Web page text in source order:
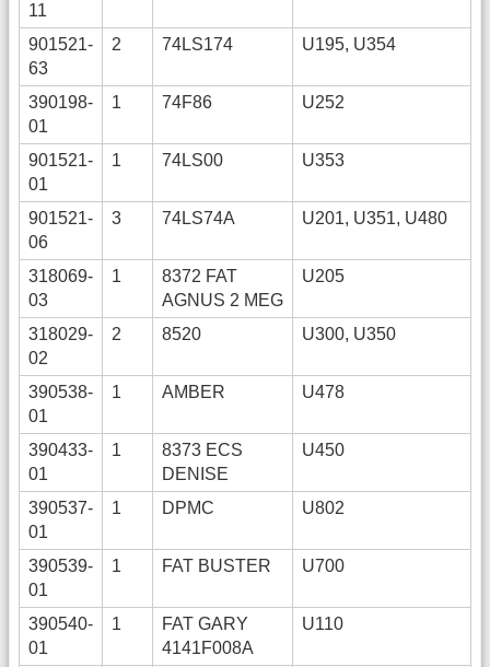
11
901521-
63
2 74LS174 U195, U354
390198-
01
1 74F86 U252
901521-
01
1 74LS00 U353
901521-
06
3 74LS74A U201, U351, U480
318069-
03
1
8372 FAT
AGNUS 2 MEG
U205
318029-
02
2 8520 U300, U350
390538-
01
1 AMBER U478
390433-
01
1
8373 ECS
DENISE
U450
390537-
01
1 DPMC U802
390539-
01
1 FAT BUSTER U700
390540-
01
1
FAT GARY
4141F008A
U110